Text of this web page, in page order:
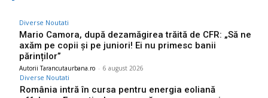
Diverse Noutati
Mario Camora, după dezamăgirea trăită de CFR: „Să ne
axăm pe copii și pe juniori! Ei nu primesc banii
părinților”
Autorii Tarancutaurbana.ro - 6 august 2026
Diverse Noutati
România intră în cursa pentru energia eoliană